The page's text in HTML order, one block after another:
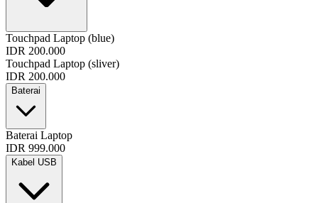
Touchpad Laptop (blue)
IDR 200.000
Touchpad Laptop (sliver)
IDR 200.000
Baterai
Baterai Laptop
IDR 999.000
Kabel USB